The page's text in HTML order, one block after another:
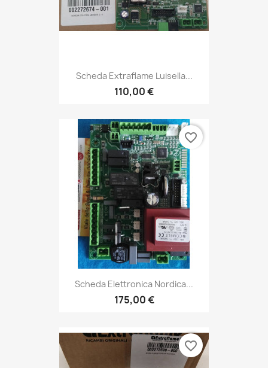
Scheda Extraflame Luisella...
110,00 €
Scheda Elettronica Nordica...
175,00 €
favorite_border
favorite_border